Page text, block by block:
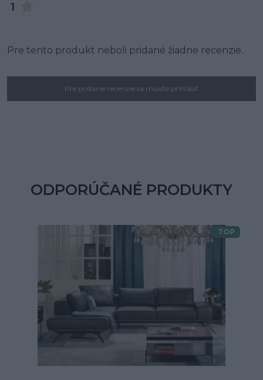
1
Pre tento produkt neboli pridané žiadne recenzie.
Pre pridanie recenzie sa musíte prihlásiť
ODPORÚČANÉ PRODUKTY
TOP
Doprava zdarma